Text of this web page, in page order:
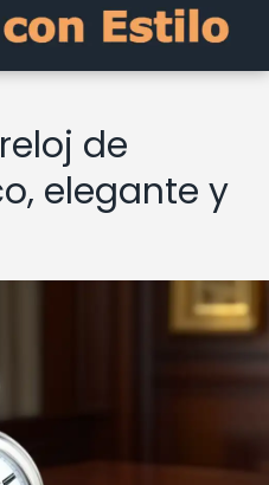
de
elegante y